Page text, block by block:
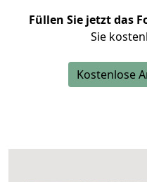
Füllen Sie jetzt das
Sie
Kostenlose